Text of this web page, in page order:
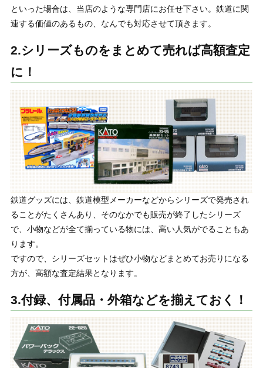
といった場合は、当店のような専門店にお任せ下さい。鉄道に関
連する価値のあるもの、なんでも対応させて頂きます。
2.シリーズものをまとめて売れば高額査定
に！
鉄道グッズには、鉄道模型メーカーなどからシリーズで発売され
ることがたくさんあり、そのなかでも販売が終了したシリーズ
で、小物などが全て揃っている物には、高い人気がでることもあ
ります。
ですので、シリーズセットはぜひ小物などまとめてお売りになる
方が、高額な査定結果となります。
3.付録、付属品・外箱などを揃えておく！